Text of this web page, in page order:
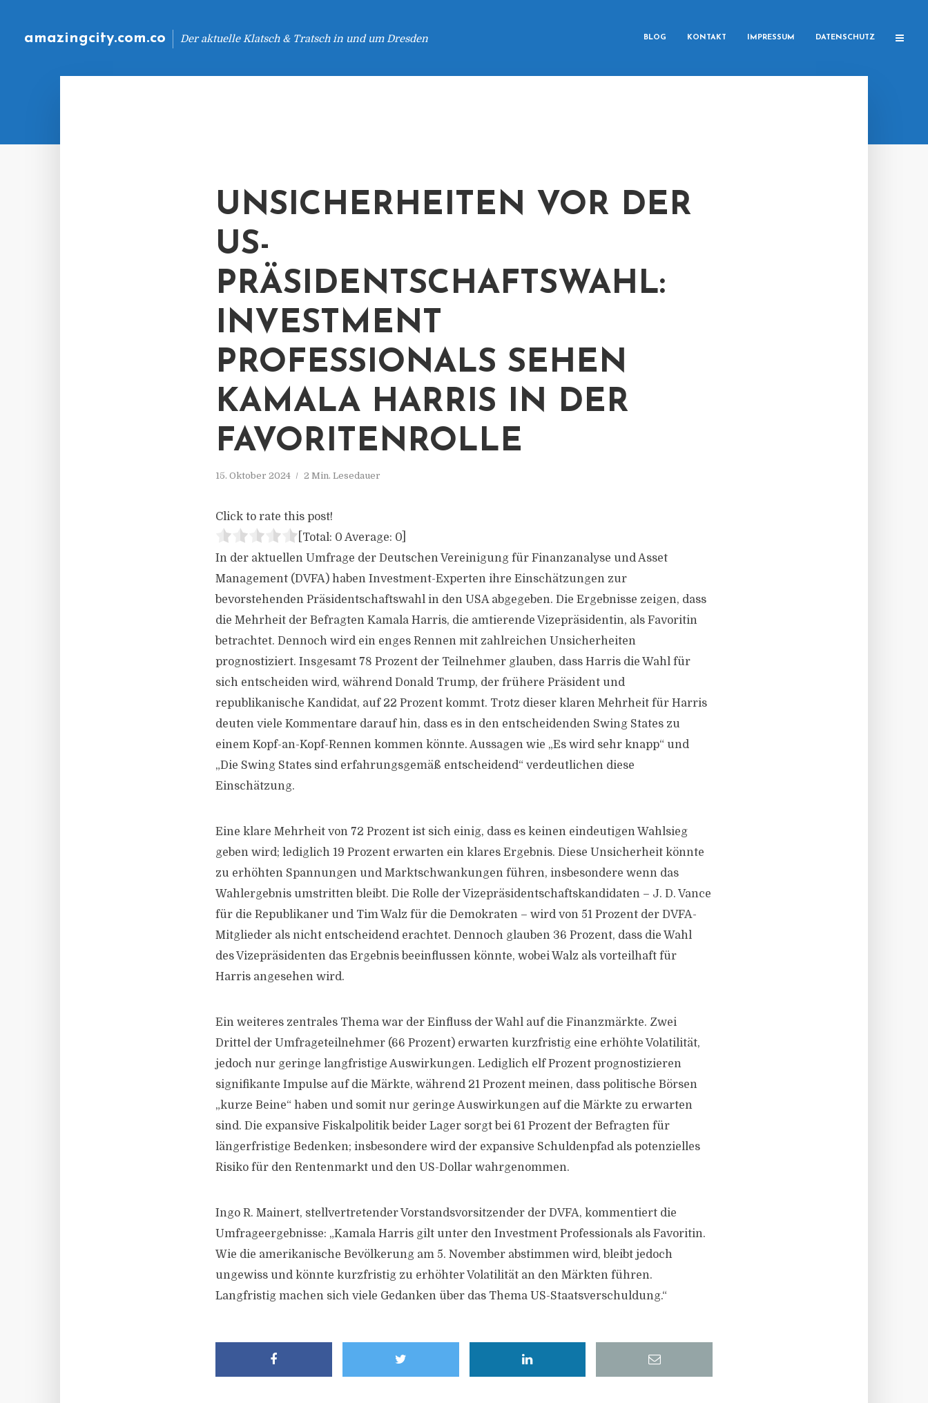
amazingcity.com.co Der aktuelle Klatsch & Tratsch in und um Dresden BLOG KONTAKT IMPRESSUM DATENSCHUTZ
UNSICHERHEITEN VOR DER
US-
PRÄSIDENTSCHAFTSWAHL:
INVESTMENT
PROFESSIONALS SEHEN
KAMALA HARRIS IN DER
FAVORITENROLLE
15. Oktober 2024 2 Min. Lesedauer
Click to rate this post!
[Total: 0 Average: 0
In der aktuellen Umfrage der Deutschen Vereinigung für Finanzanalyse und Asset
Management (DVFA) haben Investment-Experten ihre Einschätzungen zur
bevorstehenden Präsidentschaftswahl in den USA abgegeben. Die Ergebnisse zeigen, dass
die Mehrheit der Befragten Kamala Harris, die amtierende Vizepräsidentin, als Favoritin
betrachtet. Dennoch wird ein enges Rennen mit zahlreichen Unsicherheiten
prognostiziert. Insgesamt 78 Prozent der Teilnehmer glauben, dass Harris die Wahl für
sich entscheiden wird, während Donald Trump, der frühere Präsident und
republikanische Kandidat, auf 22 Prozent kommt. Trotz dieser klaren Mehrheit für Harris
deuten viele Kommentare darauf hin, dass es in den entscheidenden Swing States zu
einem Kopf-an-Kopf-Rennen kommen könnte. Aussagen wie „Es wird sehr knapp“ und
„Die Swing States sind erfahrungsgemäß entscheidend“ verdeutlichen diese
Einschätzung.
Eine klare Mehrheit von 72 Prozent ist sich einig, dass es keinen eindeutigen Wahlsieg
geben wird; lediglich 19 Prozent erwarten ein klares Ergebnis. Diese Unsicherheit könnte
zu erhöhten Spannungen und Marktschwankungen führen, insbesondere wenn das
Wahlergebnis umstritten bleibt. Die Rolle der Vizepräsidentschaftskandidaten – J. D. Vance
für die Republikaner und Tim Walz für die Demokraten – wird von 51 Prozent der DVFA-
Mitglieder als nicht entscheidend erachtet. Dennoch glauben 36 Prozent, dass die Wahl
des Vizepräsidenten das Ergebnis beeinflussen könnte, wobei Walz als vorteilhaft für
Harris angesehen wird.
Ein weiteres zentrales Thema war der Einfluss der Wahl auf die Finanzmärkte. Zwei
Drittel der Umfrageteilnehmer (66 Prozent) erwarten kurzfristig eine erhöhte Volatilität,
jedoch nur geringe langfristige Auswirkungen. Lediglich elf Prozent prognostizieren
signifikante Impulse auf die Märkte, während 21 Prozent meinen, dass politische Börsen
„kurze Beine“ haben und somit nur geringe Auswirkungen auf die Märkte zu erwarten
sind. Die expansive Fiskalpolitik beider Lager sorgt bei 61 Prozent der Befragten für
längerfristige Bedenken; insbesondere wird der expansive Schuldenpfad als potenzielles
Risiko für den Rentenmarkt und den US-Dollar wahrgenommen.
Ingo R. Mainert, stellvertretender Vorstandsvorsitzender der DVFA, kommentiert die
Umfrageergebnisse: „Kamala Harris gilt unter den Investment Professionals als Favoritin.
Wie die amerikanische Bevölkerung am 5. November abstimmen wird, bleibt jedoch
ungewiss und könnte kurzfristig zu erhöhter Volatilität an den Märkten führen.
Langfristig machen sich viele Gedanken über das Thema US-Staatsverschuldung.“